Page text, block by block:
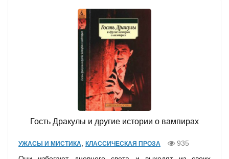
Гость Дракулы и другие истории о вампирах
УЖАСЫ И МИСТИКА КЛАССИЧЕСКАЯ ПРОЗА
935